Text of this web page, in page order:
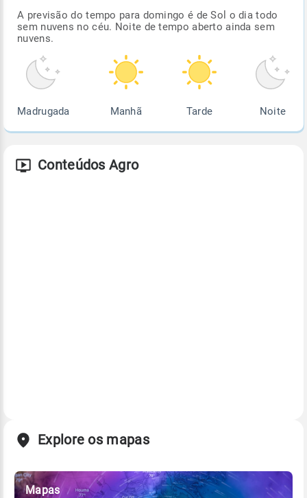
A previsão do tempo para domingo é de Sol o dia todo
sem nuvens no céu. Noite de tempo aberto ainda sem
nuvens.
Madrugada Manhã Tarde Noite
Conteúdos Agro
Explore os mapas
Mapas